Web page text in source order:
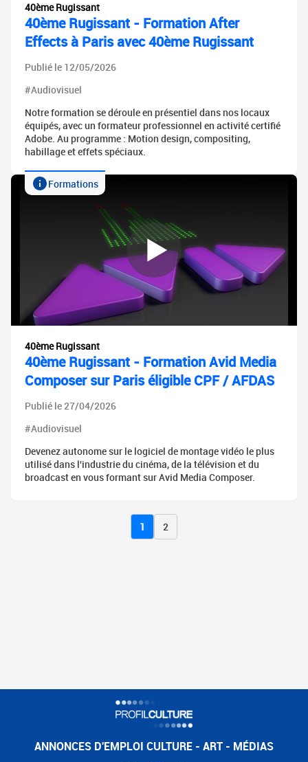
40ème Rugissant
40ème Rugissant - Formation After
Effects à Paris avec 40ème Rugissant
Publié le 12/05/2026
#Audiovisuel
Notre formation se déroule en présentiel dans nos locaux
équipés, avec un formateur professionnel en activité certifié
Adobe. Au programme : Motion design, compositing,
habillage et effets spéciaux.
Formations
40ème Rugissant
40ème Rugissant - Formation Avid Media
Composer sur Paris éligible CPF / AFDAS
Publié le 27/04/2026
#Audiovisuel
Devenez autonome sur le logiciel de montage vidéo le plus
utilisé dans l'industrie du cinéma, de la télévision et du
broadcast en vous formant sur Avid Media Composer.
1 2
ANNONCES D'EMPLOI CULTURE - ART - MÉDIAS